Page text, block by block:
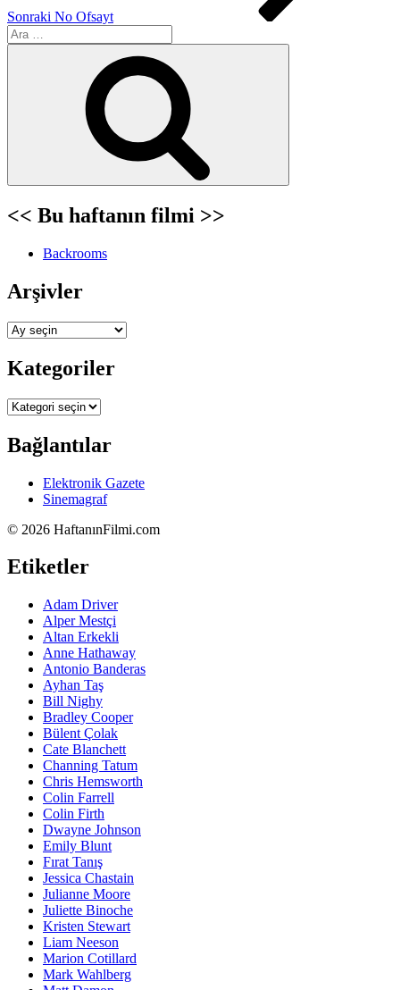
Sonraki No Ofsayt
Ara:
<< Bu haftanın filmi >>
Backrooms
Arşivler
Arşivler
Kategoriler
Kategoriler
Bağlantılar
Elektronik Gazete
Sinemagraf
© 2026 HaftanınFilmi.com
Etiketler
Adam Driver
Alper Mestçi
Altan Erkekli
Anne Hathaway
Antonio Banderas
Ayhan Taş
Bill Nighy
Bradley Cooper
Bülent Çolak
Cate Blanchett
Channing Tatum
Chris Hemsworth
Colin Farrell
Colin Firth
Dwayne Johnson
Emily Blunt
Fırat Tanış
Jessica Chastain
Julianne Moore
Juliette Binoche
Kristen Stewart
Liam Neeson
Marion Cotillard
Mark Wahlberg